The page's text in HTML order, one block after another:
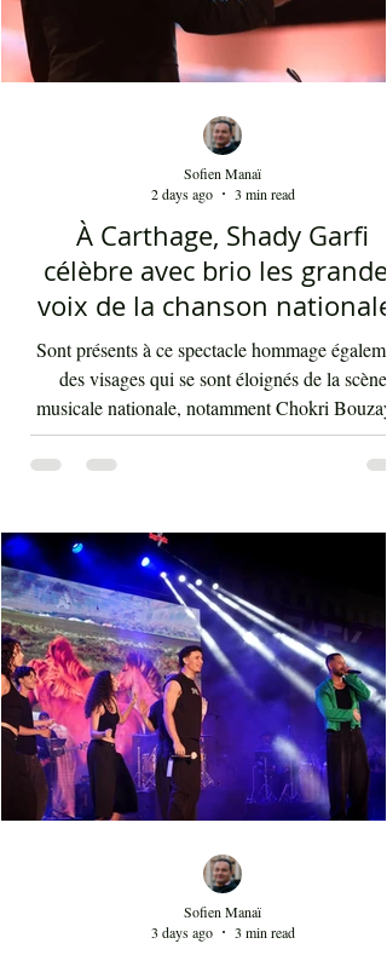
À Carthage, Shady Garfi
célèbre avec brio les grandes
voix de la chanson nationale
Par Sofien Manaï
Sont présents à ce spectacle hommage
des visages qui se sont éloignés de la scène
musicale nationale, notamment Chokri
et Nourreddine Beji, un plaisir de les retrouver
nouveau sur scène. Par la suite, c'était autour
Rebaï, un élégant chanteur, présent maintenant
dans l'univers du chant national depuis au
cinq ans. Sans oublier la soprano Nesrine
Mahbouli e
Sofien Manaï
2 days ago
3 min read
Sofien Manaï
3 days ago
3 min read